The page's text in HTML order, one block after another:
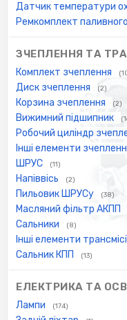
Датчик температури
Ремкомплект
ЗЧЕПЛЕННЯ ТА
Комплект зчеплення
Диск зчеплення (2)
Корзина зчеплення (2)
Вижимний підшипник
Робочий циліндр
Інші елементи
ШРУС (11)
Напіввісь (2)
Пильовик ШРУСу (38)
Масляний фільтр АКПП
Сальники (8)
Інші елементи
Сальник КПП (13)
ЕЛЕКТРИКА ТА
Лампи (174)